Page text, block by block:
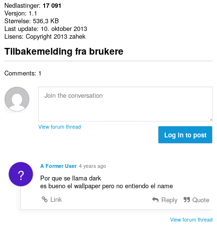
Nedlastinger 17 091
Versjon 1.1
Størrelse 536,3 KB
Last update 10. oktober 2013
Lisens Copyright 2013 zahek
Tilbakemelding fra brukere
Comments: 1
View forum thread
Log in to post
? A Former User 4 years ago
Por que se llama dark
es bueno el wallpaper pero no entiendo el name
Link
Reply Quote
View forum thread